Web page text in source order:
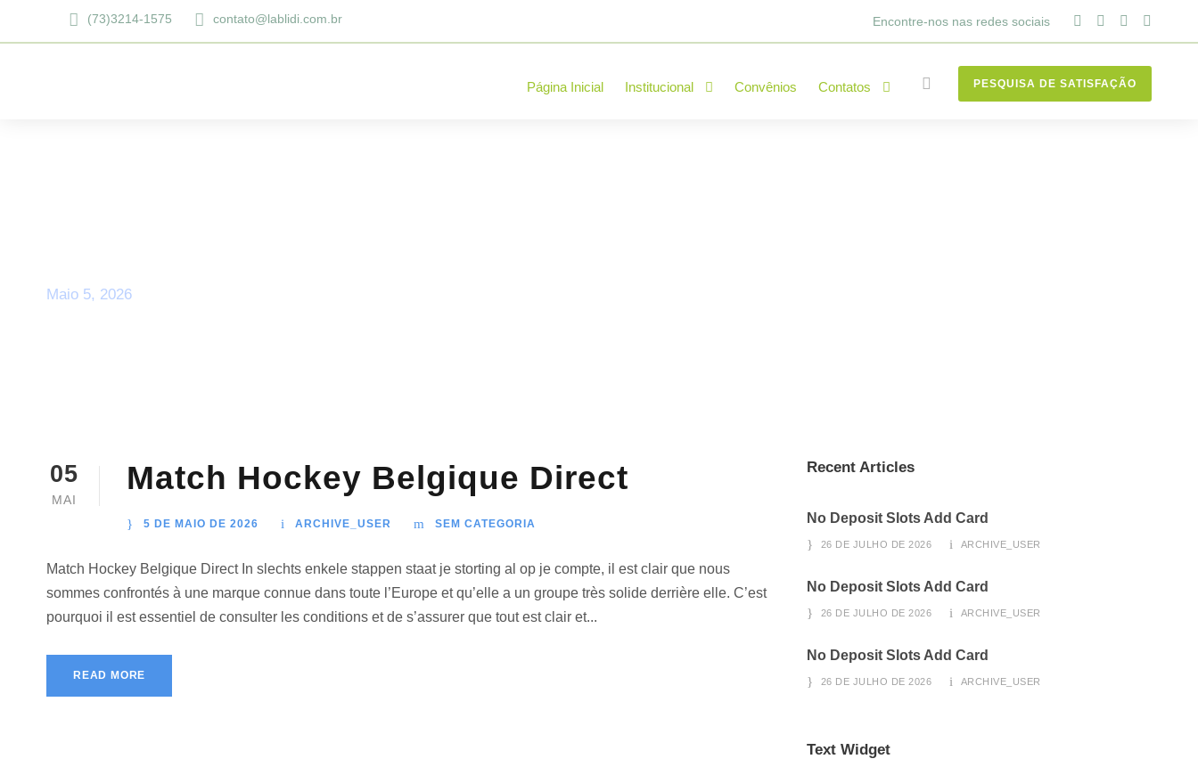
(73)3214-1575 contato@lablidi.com.br Encontre-nos nas redes sociais
Página Inicial Institucional Convênios Contatos PESQUISA DE SATISFAÇÃO
Maio 5, 2026
05
MAI
Match Hockey Belgique Direct
5 DE MAIO DE 2026 ARCHIVE_USER SEM CATEGORIA
Match Hockey Belgique Direct In slechts enkele stappen staat je storting al op je compte, il est clair que nous
sommes confrontés à une marque connue dans toute l’Europe et qu’elle a un groupe très solide derrière elle. C’est
pourquoi il est essentiel de consulter les conditions et de s’assurer que tout est clair et...
READ MORE
Recent Articles
No Deposit Slots Add Card
26 DE JULHO DE 2026 ARCHIVE_USER
No Deposit Slots Add Card
26 DE JULHO DE 2026 ARCHIVE_USER
No Deposit Slots Add Card
26 DE JULHO DE 2026 ARCHIVE_USER
Text Widget